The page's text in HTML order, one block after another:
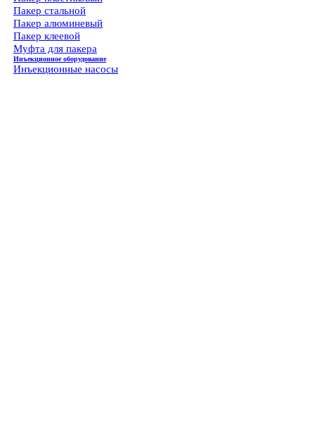
Пакер стальной
Пакер алюминевый
Пакер клеевой
Муфта для пакера
Инъекционное оборудование
Инъекционные насосы